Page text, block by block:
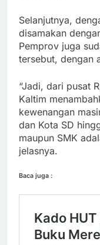
Selanjutnya,
disamakan
Pemprov juga
tersebut, dengan
“Jadi, dari pusat
Kaltim
kewenangan
dan Kota SD
maupun SMK
jelasnya.
Baca juga :